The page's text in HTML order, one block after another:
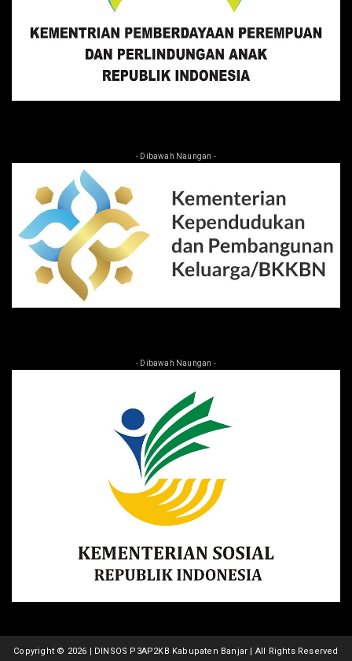
- Dibawah Naungan -
- Dibawah Naungan -
Copyright © 2026 | DINSOS P3AP2KB Kabupaten Banjar | All Rights Reserved